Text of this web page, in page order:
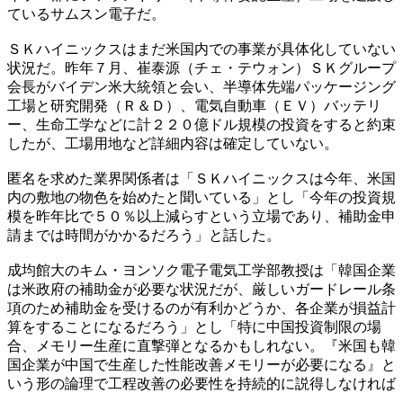
ているサムスン電子だ。
ＳＫハイニックスはまだ米国内での事業が具体化していない
状況だ。昨年７月、崔泰源（チェ・テウォン）ＳＫグループ
会長がバイデン米大統領と会い、半導体先端パッケージング
工場と研究開発（Ｒ＆Ｄ）、電気自動車（ＥＶ）バッテリ
ー、生命工学などに計２２０億ドル規模の投資をすると約束
したが、工場用地など詳細内容は確定していない。
匿名を求めた業界関係者は「ＳＫハイニックスは今年、米国
内の敷地の物色を始めたと聞いている」とし「今年の投資規
模を昨年比で５０％以上減らすという立場であり、補助金申
請までは時間がかかるだろう」と話した。
成均館大のキム・ヨンソク電子電気工学部教授は「韓国企業
は米政府の補助金が必要な状況だが、厳しいガードレール条
項のため補助金を受けるのが有利かどうか、各企業が損益計
算をすることになるだろう」とし「特に中国投資制限の場
合、メモリー生産に直撃弾となるかもしれない。『米国も韓
国企業が中国で生産した性能改善メモリーが必要になる』と
いう形の論理で工程改善の必要性を持続的に説得しなければ